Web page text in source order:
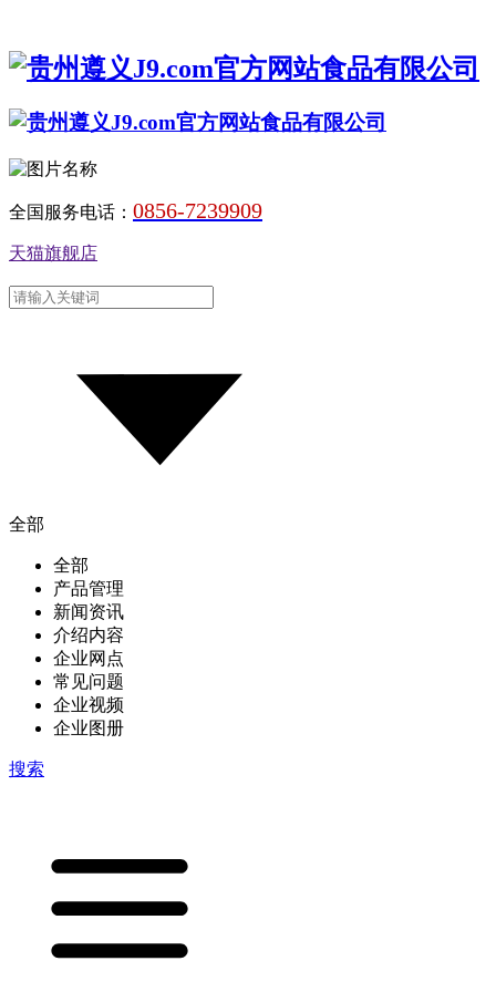
全国服务电话： 0856-7239909
天猫旗舰店
全部
全部
产品管理
新闻资讯
介绍内容
企业网点
常见问题
企业视频
企业图册
搜索